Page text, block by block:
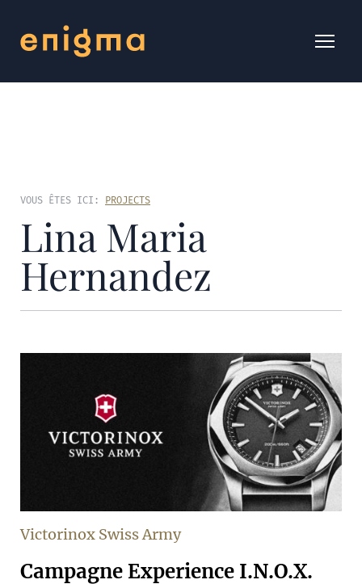
VOUS ÊTES ICI: PROJECTS
Lina Maria
Hernandez
Victorinox Swiss Army
Campagne Experience I.N.O.X.